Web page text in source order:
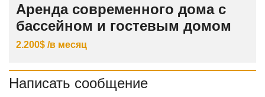
Аренда современного дома с
бассейном и гостевым домом
2.200$ /в месяц
Написать сообщение